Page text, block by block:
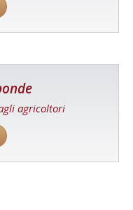
agricoltori